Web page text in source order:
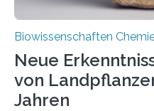
Biowissenschaften
Neue
von
Jahren